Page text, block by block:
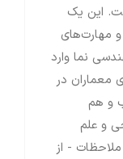
این یک
و مهارت‌های
نما وارد
معماران در
و هم
و علم
- از